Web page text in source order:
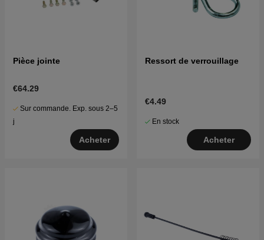
Pièce jointe
€64.29
Sur commande. Exp. sous 2–5
j
Acheter
Ressort de verrouillage
€4.49
En stock
Acheter